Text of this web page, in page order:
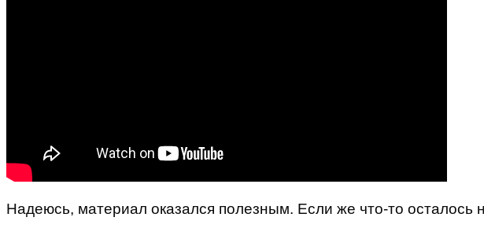
Надеюсь, материал оказался полезным. Если же что-то